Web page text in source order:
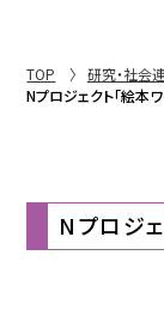
TOP
研究・社会
Nプロジェクト「絵本
Nプロジ